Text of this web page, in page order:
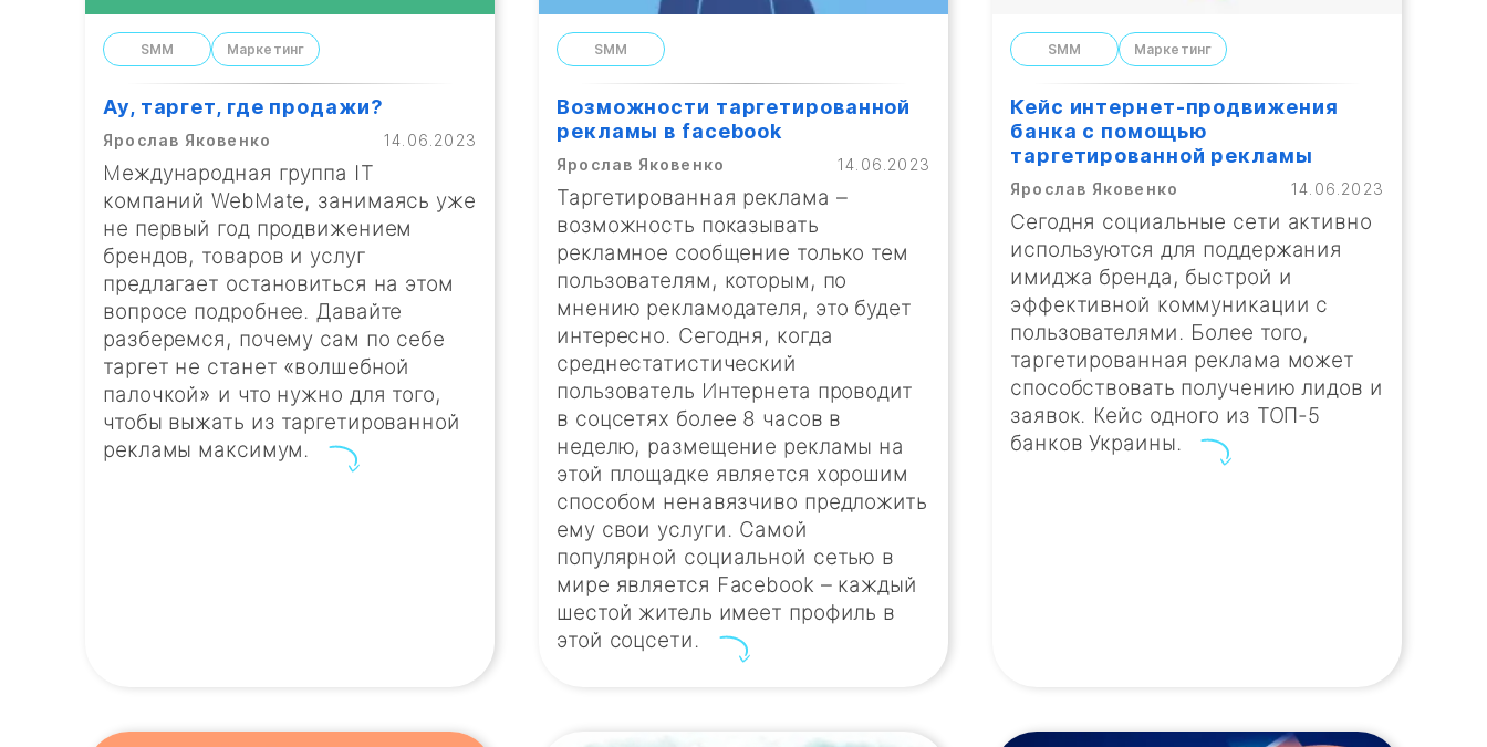
SMM Маркетинг
Ау, таргет, где продажи?
Ярослав Яковенко 14.06.2023
Международная группа IT
компаний WebMate, занимаясь уже
не первый год продвижением
брендов, товаров и услуг
предлагает остановиться на этом
вопросе подробнее. Давайте
разберемся, почему сам по себе
таргет не станет «волшебной
палочкой» и что нужно для того,
чтобы выжать из таргетированной
рекламы максимум.
SMM
Возможности таргетированной
рекламы в facebook
Ярослав Яковенко 14.06.2023
Таргетированная реклама –
возможность показывать
рекламное сообщение только тем
пользователям, которым, по
мнению рекламодателя, это будет
интересно. Сегодня, когда
среднестатистический
пользователь Интернета проводит
в соцсетях более 8 часов в
неделю, размещение рекламы на
этой площадке является хорошим
способом ненавязчиво предложить
ему свои услуги. Самой
популярной социальной сетью в
мире является Facebook – каждый
шестой житель имеет профиль в
этой соцсети.
SMM Маркетинг
Кейс интернет-продвижения
банка с помощью
таргетированной рекламы
Ярослав Яковенко 14.06.2023
Сегодня социальные сети активно
используются для поддержания
имиджа бренда, быстрой и
эффективной коммуникации с
пользователями. Более того,
таргетированная реклама может
способствовать получению лидов и
заявок. Кейс одного из ТОП-5
банков Украины.